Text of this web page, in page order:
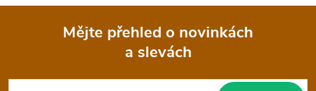
Mějte přehled o novinkách
a slevách